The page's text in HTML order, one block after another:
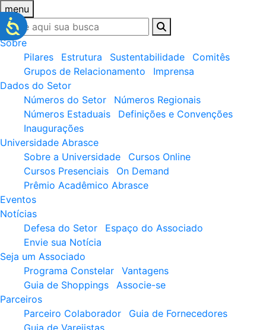
menu
Sobre
Pilares
Estrutura Sustentabilidade
Comitês
Grupos de Relacionamento
Imprensa
Dados do Setor
Números do Setor
Números Regionais
Números Estaduais
Definições e Convenções
Inaugurações
Universidade Abrasce
Sobre a Universidade
Cursos Online
Cursos Presenciais
On Demand
Prêmio Acadêmico Abrasce
Eventos
Notícias
Defesa do Setor
Espaço do Associado
Envie sua Notícia
Seja um Associado
Programa Constelar
Vantagens
Guia de Shoppings
Associe-se
Parceiros
Parceiro Colaborador
Guia de Fornecedores
Guia de Varejistas